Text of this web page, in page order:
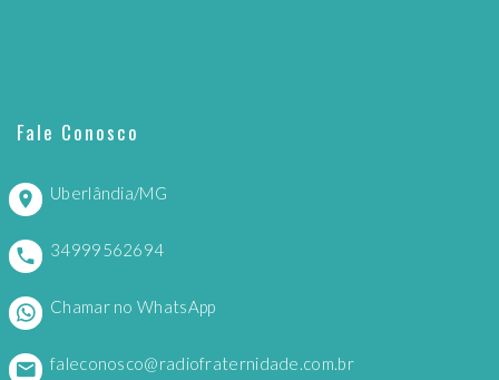
Fale Conosco
Uberlândia/MG
34999562694
Chamar no WhatsApp
faleconosco@radiofraternidade.com.br